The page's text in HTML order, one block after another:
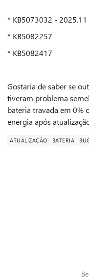
* KB5073032 - 2025.11
* KB5082257
* KB5082417
Gostaria de saber se
tiveram problema
bateria travada em 0%
energia após
ATUALIZAÇÃO BATERIA